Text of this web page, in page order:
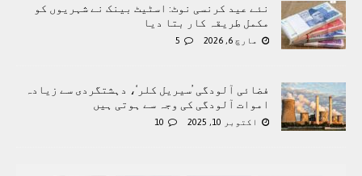
نئے عید کرنسی نوٹ: اسٹیٹ بینک نے شہریوں کو
مکمل طریقہ کار بتا دیا
مارچ 6, 2026 5
فضائی آلودگی ’سیریل کلر‘، دہشتگردی سے زیادہ
اموات آلودگی کی وجہ سے ہوتی ہیں
اکتوبر 10, 2025 10